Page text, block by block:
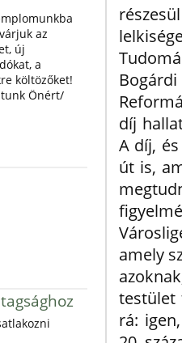
az
új
a
költözőket!
Önért/
díj
A díj,
út is,
amely
testület
rá: